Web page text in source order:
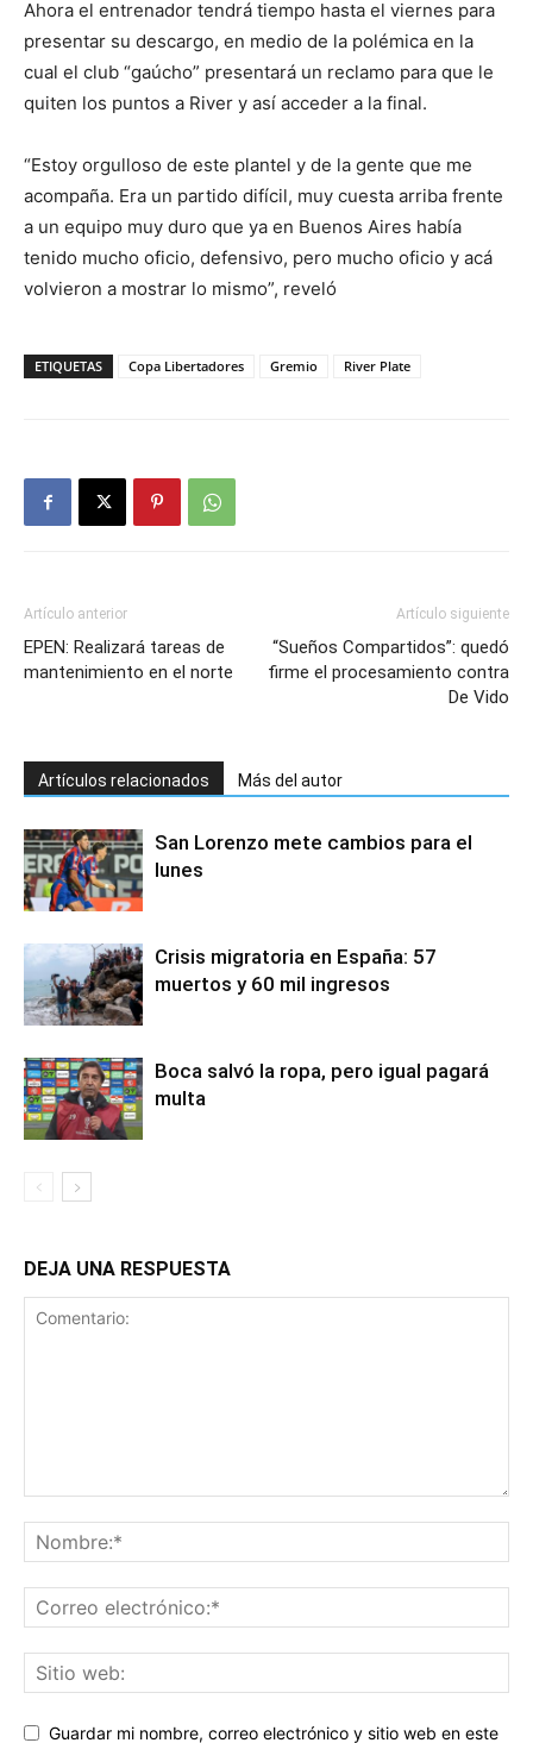
Ahora el entrenador tendrá tiempo hasta el viernes para
presentar su descargo, en medio de la polémica en la
cual el club “gaúcho” presentará un reclamo para que le
quiten los puntos a River y así acceder a la final.
“Estoy orgulloso de este plantel y de la gente que me
acompaña. Era un partido difícil, muy cuesta arriba frente
a un equipo muy duro que ya en Buenos Aires había
tenido mucho oficio, defensivo, pero mucho oficio y acá
volvieron a mostrar lo mismo”, reveló
ETIQUETAS Copa Libertadores Gremio River Plate
Artículo anterior
EPEN: Realizará tareas de
mantenimiento en el norte
Artículo siguiente
“Sueños Compartidos”: quedó
firme el procesamiento contra
De Vido
Artículos relacionados Más del autor
San Lorenzo mete cambios para el
lunes
Crisis migratoria en España: 57
muertos y 60 mil ingresos
Boca salvó la ropa, pero igual pagará
multa
DEJA UNA RESPUESTA
Guardar mi nombre, correo electrónico y sitio web en este